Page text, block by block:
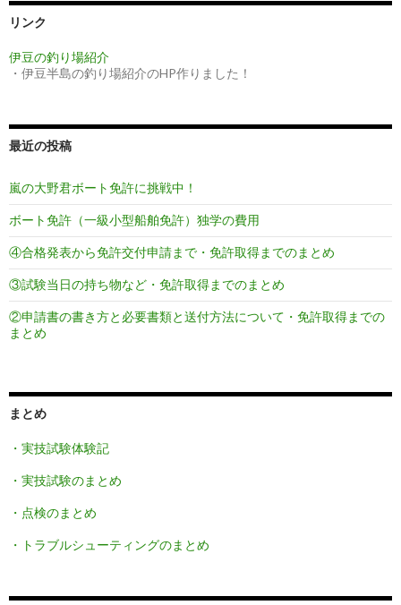
ビ
ゲ
シ
ョ
ン
リンク
伊豆の釣り場紹介
・伊豆半島の釣り場紹介のHP作りました！
最近の投稿
嵐の大野君ボート免許に挑戦中！
ボート免許（一級小型船舶免許）独学の費用
④合格発表から免許交付申請まで・免許取得までのまとめ
③試験当日の持ち物など・免許取得までのまとめ
②申請書の書き方と必要書類と送付方法について・免許取得までの
まとめ
まとめ
・実技試験体験記
・実技試験のまとめ
・点検のまとめ
・トラブルシューティングのまとめ